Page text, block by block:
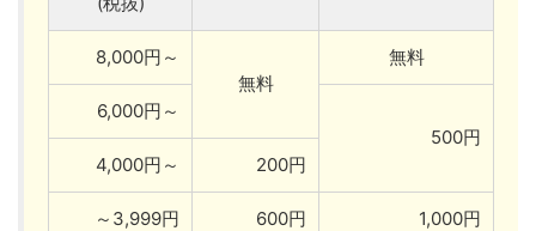
8,000円～
無料
無料
6,000円～
500円
4,000円～
200円
～3,999円 600円 1,000円